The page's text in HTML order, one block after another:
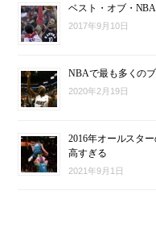
ベスト・オブ・
2017年9月10日
NBAで最も多くの
2020年2月19日
2016年オールスタ
高すぎる
2021年9月1日